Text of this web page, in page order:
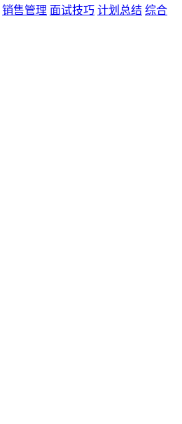
销售管理 面试技巧 计划总结 综合